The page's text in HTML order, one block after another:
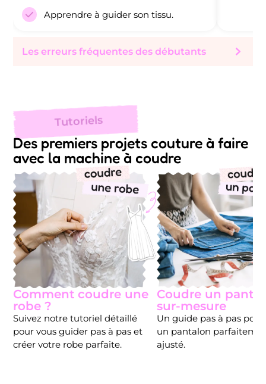
Apprendre à guider son tissu.
Les erreurs fréquentes des débutants
Tutoriels
Des premiers projets couture à faire
avec la machine à coudre
Comment coudre une
robe ?
Suivez notre tutoriel détaillé
pour vous guider pas à pas et
créer votre robe parfaite.
Coudre un
sur-mesure
Un guide pas à pas
un pantalon
ajusté.